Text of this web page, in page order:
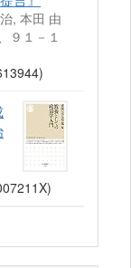
, 本田 由
９１－１